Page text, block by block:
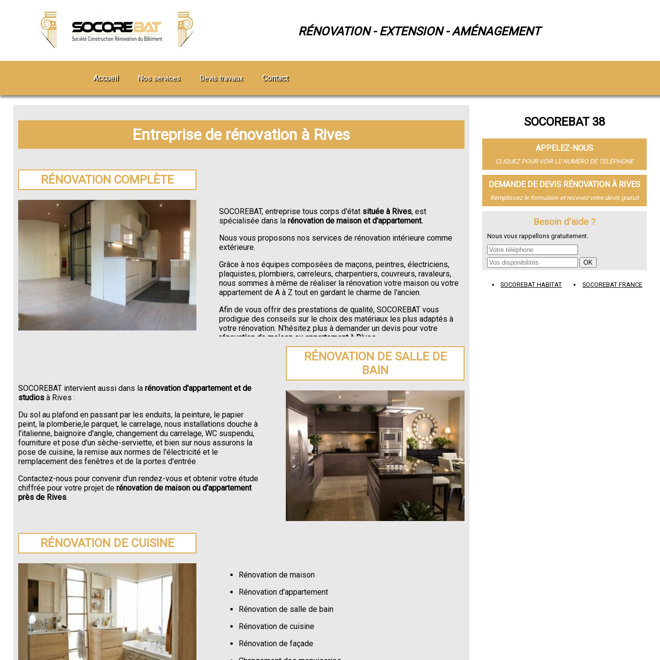
RÉNOVATION - EXTENSION - AMÉNAGEMENT
Accueil Nos services Devis travaux Contact
Entreprise de rénovation à Rives
RÉNOVATION COMPLÈTE
SOCOREBAT, entreprise tous corps d'état située à Rives, est
spécialisée dans la rénovation de maison et d'appartement.
Nous vous proposons nos services de rénovation intérieure comme
extérieure.
Grâce à nos équipes composées de maçons, peintres, électriciens,
plaquistes, plombiers, carreleurs, charpentiers, couvreurs, ravaleurs,
nous sommes à même de réaliser la rénovation votre maison ou votre
appartement de A à Z tout en gardant le charme de l'ancien.
Afin de vous offrir des prestations de qualité, SOCOREBAT vous
prodigue des conseils sur le choix des matériaux les plus adaptés à
votre rénovation. N'hésitez plus à demander un devis pour votre
rénovation de maison ou appartement à Rives.
RÉNOVATION DE SALLE DE
BAIN
SOCOREBAT intervient aussi dans la rénovation d'appartement et de
studiosà Rives :
Du sol au plafond en passant par les enduits, la peinture, le papier
peint, la plomberie,le parquet, le carrelage, nous installations douche à
l'italienne, baignoire d'angle, changement du carrelage, WC suspendu,
fourniture et pose d'un sèche-serviette, et bien sur nous assurons la
pose de cuisine, la remise aux normes de l'électricité et le
remplacement des fenêtres et de la portes d'entrée.
Contactez-nous pour convenir d'un rendez-vous et obtenir votre étude
chiffrée pour votre projet derénovation de maison ou d'appartement
près de Rives.
RÉNOVATION DE CUISINE
Rénovation de maison
Rénovation d'appartement
Rénovation de salle de bain
Rénovation de cuisine
Rénovation de façade
SOCOREBAT 38
APPELEZ-NOUS
CLIQUEZ POUR VOIR LE NUMÉRO DE TÉLÉPHONE
DEMANDE DE DEVIS RÉNOVATION À RIVES
Remplissez le formulaire et recevez votre devis gratuit
Besoin d'aide ?
Nous vous rappellons gratuitement.
SOCOREBAT HABITAT SOCOREBAT FRANCE